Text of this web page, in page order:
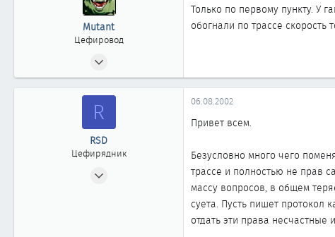
Mutant
Цефировод
819
г.Сургут Тюменской обл.
Только по первому пункту. У
обогнали по трассе
R
RSD
Цефирядник
06.08.2002
Привет всем.
Безусловно много чего
трассе и полностью не прав
массу вопросов, в общем
суета. Пусть пишет протокол
отдать эти права несчастные